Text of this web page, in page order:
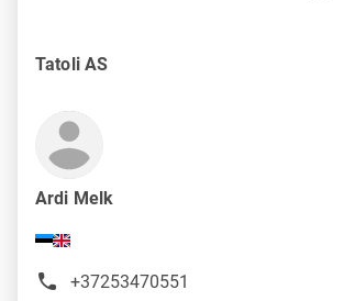
Tatoli AS
Ardi Melk
+37253470551